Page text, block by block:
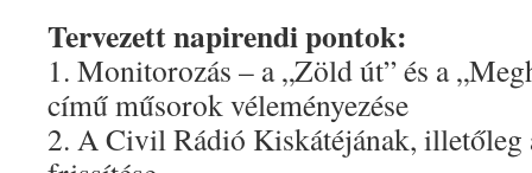
Tervezett napirendi pontok:
1. Monitorozás – a „Zöld út” és a
című műsorok véleményezése
2. A Civil Rádió Kiskátéjának, illetőleg